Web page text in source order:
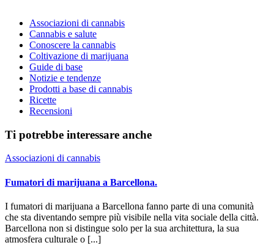
Associazioni di cannabis
Cannabis e salute
Conoscere la cannabis
Coltivazione di marijuana
Guide di base
Notizie e tendenze
Prodotti a base di cannabis
Ricette
Recensioni
Ti potrebbe interessare anche
Associazioni di cannabis
Fumatori di marijuana a Barcellona.
I fumatori di marijuana a Barcellona fanno parte di una comunità
che sta diventando sempre più visibile nella vita sociale della città.
Barcellona non si distingue solo per la sua architettura, la sua
atmosfera culturale o [...]